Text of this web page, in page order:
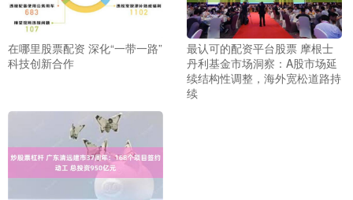
在哪里股票配资 深化“一带一路”
科技创新合作
最认可的配资平台股票 摩根士
丹利基金市场洞察：A股市场延
续结构性调整，海外宽松道路持
续